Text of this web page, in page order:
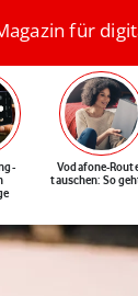
für
Vodafone-
tauschen: So